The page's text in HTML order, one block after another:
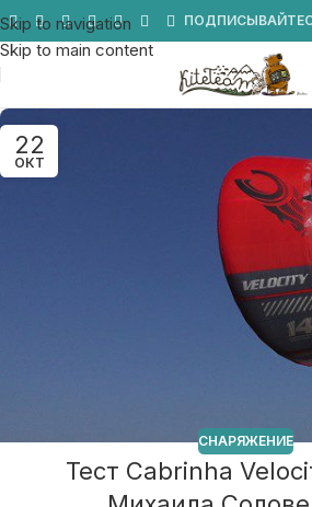
Skip to navigation
Skip to main content
22
ОКТ
СНАРЯЖЕНИЕ
Тест Cabrinha